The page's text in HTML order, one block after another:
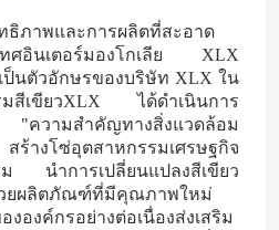
ธิภาพและการผลิตที่สะอาด
ทศอินเตอร์มองโกเลีย XLX
เป็นตัวอักษรของบริษัท XLX ใน
มสีเขียวXLX ได้ดําเนินการ
"ความสําคัญทางสิ่งแวดล้อม
ร้างโซ่อุตสาหกรรมเศรษฐกิจ
ม นําการเปลี่ยนแปลงสีเขียว
ยผลิตภัณฑ์ที่มีคุณภาพใหม่
องค์กรอย่างต่อเนื่องส่งเสริม